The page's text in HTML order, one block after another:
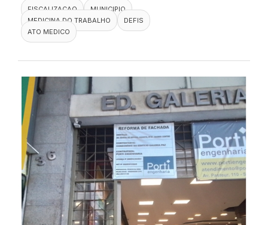
FISCALIZACAO
MUNICIPIO
MEDICINA DO TRABALHO
DEFIS
ATO MEDICO